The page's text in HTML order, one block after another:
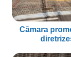
Câmara